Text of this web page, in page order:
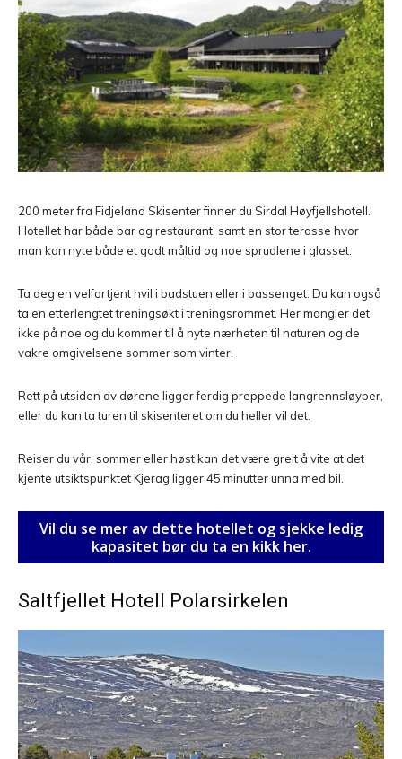
200 meter fra Fidjeland Skisenter finner du Sirdal Høyfjellshotell.
Hotellet har både bar og restaurant, samt en stor terasse hvor
man kan nyte både et godt måltid og noe sprudlene i glasset.
Ta deg en velfortjent hvil i badstuen eller i bassenget. Du kan også
ta en etterlengtet treningsøkt i treningsrommet. Her mangler det
ikke på noe og du kommer til å nyte nærheten til naturen og de
vakre omgivelsene sommer som vinter.
Rett på utsiden av dørene ligger ferdig preppede langrennsløyper,
eller du kan ta turen til skisenteret om du heller vil det.
Reiser du vår, sommer eller høst kan det være greit å vite at det
kjente utsiktspunktet Kjerag ligger 45 minutter unna med bil.
Vil du se mer av dette hotellet og sjekke ledig
kapasitet bør du ta en kikk her.
Saltfjellet Hotell Polarsirkelen